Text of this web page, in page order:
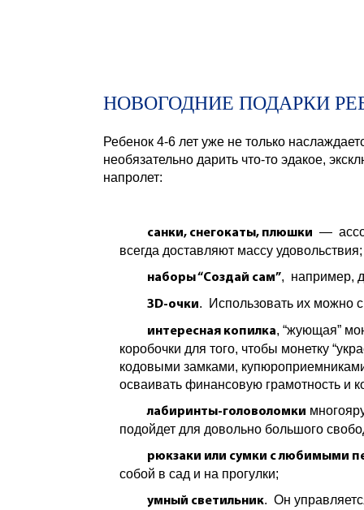
НОВОГОДНИЕ ПОДАРКИ
Ребенок 4-6 лет уже не только
необязательно дарить что-то эдакое,
напролет:
санки, снегокаты, плюшки —
всегда доставляют массу
наборы “Создай сам”, например,
3D-очки. Использовать их можно
интересная копилка, “жующая”
коробочки для того, чтобы монетку
кодовыми замками,
осваивать финансовую грамотность и
лабиринты-головоломки
подойдет для довольно большого
рюкзаки или сумки с любимыми
собой в сад и на прогулки;
умный светильник. Он